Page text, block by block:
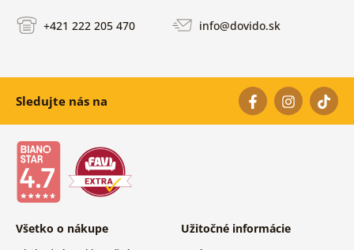
+421 222 205 470 info@dovido.sk
Sledujte nás na
Všetko o nákupe Užitočné informácie